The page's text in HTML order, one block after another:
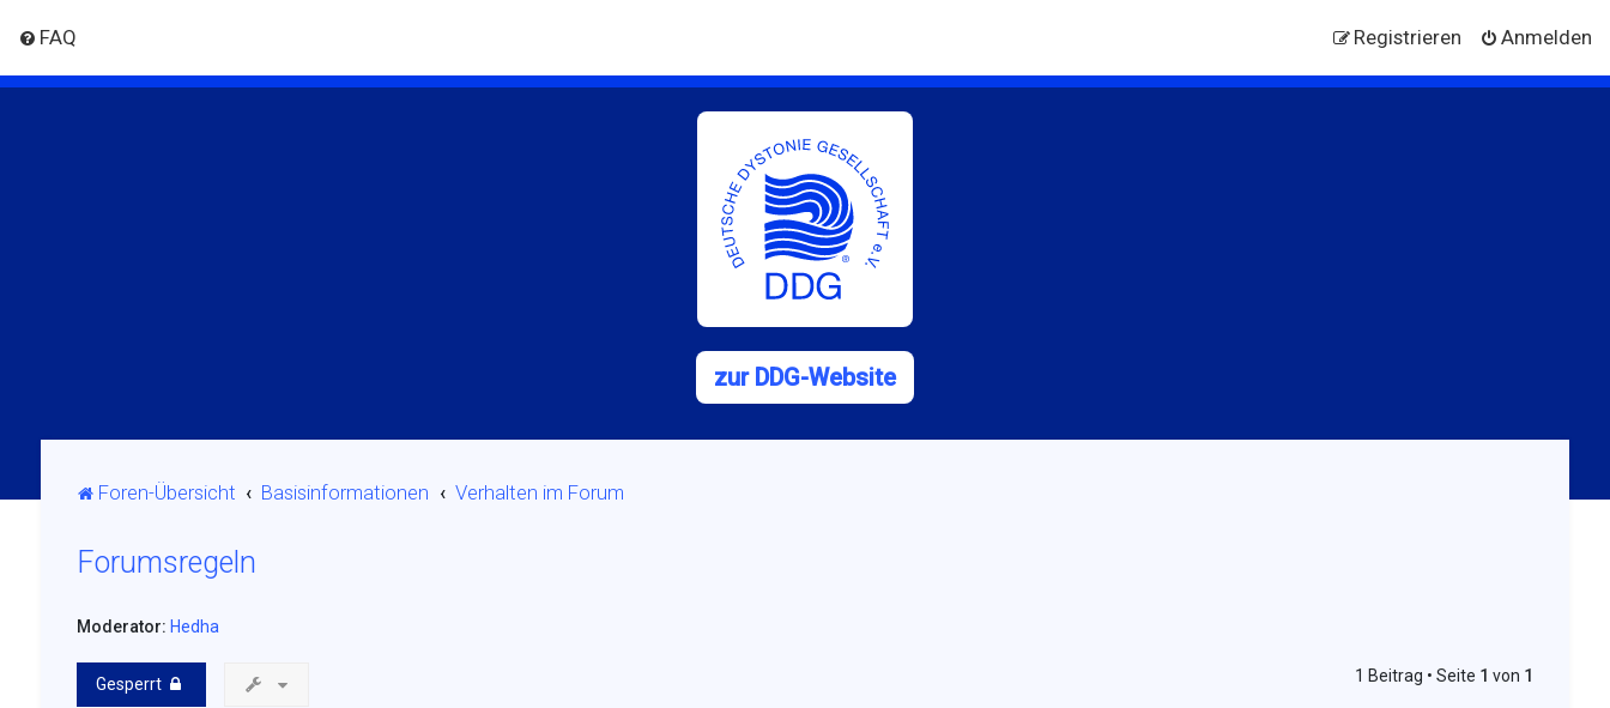
FAQ Anmelden
Registrieren
zur DDG-Website
Foren-Übersicht Basisinformationen Verhalten im Forum
Forumsregeln
Moderator: Hedha
Gesperrt 1 Beitrag • Seite 1 von 1